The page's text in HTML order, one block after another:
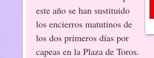
este año se han sustituido
los encierros matutinos de
los dos primeros días por
capeas en la Plaza de Toros.